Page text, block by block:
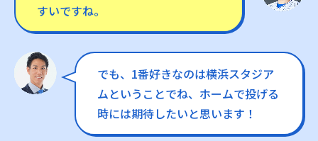
すいですね。
でも、1番好きなのは横浜スタジア
ムということでね、ホームで投げる
時には期待したいと思います！